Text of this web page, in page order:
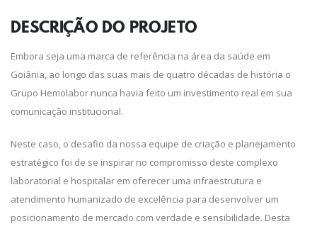
DESCRIÇÃO DO PROJETO
Embora seja uma marca de referência na área da saúde em
Goiânia, ao longo das suas mais de quatro décadas de história o
Grupo Hemolabor nunca havia feito um investimento real em sua
comunicação institucional.
Neste caso, o desafio da nossa equipe de criação e planejamento
estratégico foi de se inspirar no compromisso deste complexo
laboratorial e hospitalar em oferecer uma infraestrutura e
atendimento humanizado de excelência para desenvolver um
posicionamento de mercado com verdade e sensibilidade. Desta